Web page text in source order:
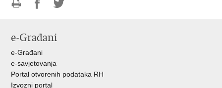
FacebookuTwitteru
e-Građani
e-Građani
e-savjetovanja
Portal otvorenih podataka RH
Izvozni portal